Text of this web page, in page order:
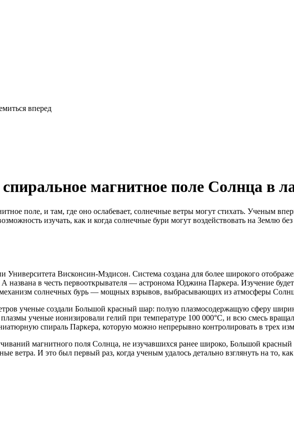
вперед
магнитное поле Солнца в
поле, и там, где оно ослабевает, солнечные ветры могут стихать. Ученым
изучать, как и когда солнечные бури могут воздействовать на Землю
Университета Висконсин-Мэдисон. Система создана для более широкого
в честь первооткрывателя — астронома Юджина Паркера. Изучение
механизм солнечных бурь — мощных взрывов, выбрасывающих из атмосферы
ученые создали Большой красный шар: полую плазмосодержащую сферу
ученые ионизировали гелий при температуре 100 000°C, и всю смесь
спираль Паркера, которую можно непрерывно контролировать в трех
магнитного поля Солнца, не изучавшихся ранее широко, Большой
ветра. И это был первый раз, когда ученым удалось детально взглянуть на то,